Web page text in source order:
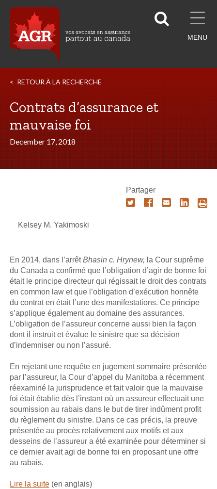
MENU
RETOUR À LA RECHERCHE
Contrats d’assurance et
mauvaise foi
December 17, 2018
Kelsey M. Yakimoski
Partager
En 2014, dans l’arrêtBhasin c. Hrynew, la Cour suprême
du Canada a confirmé que l’obligation d’agir de bonne foi
était le principe directeur qui régissait le droit des contrats
en common law et que l’obligation d’exécution honnête
du contrat en était l’une des manifestations. Ce principe
s’applique également au domaine des assurances.
L’obligation de l’assureur concerne aussi bien la façon
dont il instruit et évalue le sinistre que sa décision
d’indemniser ou non l’assuré.
En rejetant une requête en jugement sommaire présentée
par l’assureur, la Cour d’appel du Manitoba a récemment
réexaminé la jurisprudence et fait valoir que la mauvaise
foi était établie dès l’instant où un assureur effectuait une
soumission au rabais dans le but de tirer indûment profit
du règlement du sinistre. Dans ce cas précis, la preuve
présentée au procès relativement aux motifs et aux
desseins de l’assureur a été examinée pour déterminer si
ce dernier avait agi de bonne foi en proposant une offre
au rabais.
Lire la suite (en anglais)